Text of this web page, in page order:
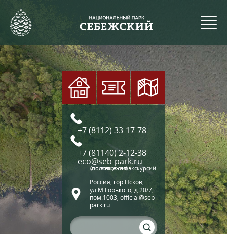
+7 (8112) 33-17-78
+7 (81140) 2-12-38
eco@seb-park.ru
(по вопросам экскурсий и посещения)
Россия, гор.Псков,
ул.М.Горького, д.20/7,
пом.1003, official@seb-
park.ru